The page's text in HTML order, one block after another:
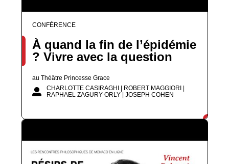
CONFÉRENCE
À quand la fin de l’épidémie
? Vivre avec la question
au Théâtre Princesse Grace
CHARLOTTE CASIRAGHI | ROBERT MAGGIORI |
RAPHAEL ZAGURY-ORLY | JOSEPH COHEN